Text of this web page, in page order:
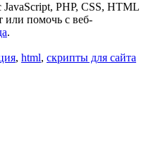
PHP, CSS, HTML
или помочь с веб-
.
, html, скрипты для сайта